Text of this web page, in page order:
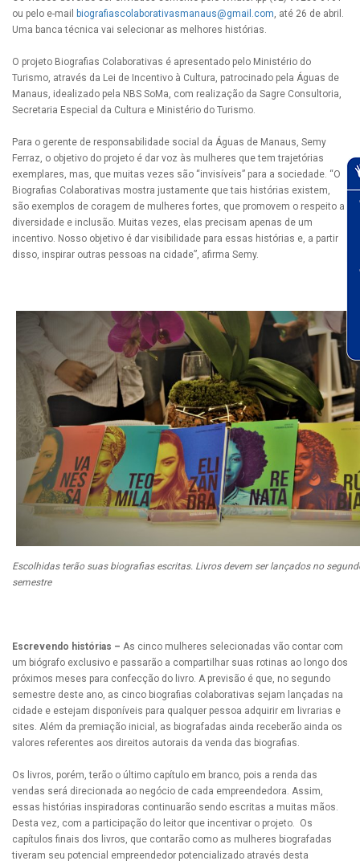
ou pelo e-mail
biografiascolaborativasmanaus@gmail.com, até 26 de abril.
Uma banca técnica vai selecionar as melhores histórias.
O projeto Biografias Colaborativas é apresentado pelo Ministério do
Turismo, através da Lei de Incentivo à Cultura, patrocinado pela Águas de
Manaus, idealizado pela NBS SoMa, com realização da Sagre Consultoria,
Secretaria Especial da Cultura e Ministério do Turismo.
Para o gerente de responsabilidade social da Águas de Manaus, Semy
Ferraz, o objetivo do projeto é dar voz às mulheres que tem trajetórias
exemplares, mas, que muitas vezes são “invisíveis” para a sociedade. “O
Biografias Colaborativas mostra justamente que tais histórias existem,
são exemplos de coragem de mulheres fortes, que promovem o respeito a
diversidade e inclusão. Muitas vezes, elas precisam apenas de um
incentivo. Nosso objetivo é dar visibilidade para essas histórias e, a partir
disso, inspirar outras pessoas na cidade”, afirma Semy.
Escolhidas terão suas biografias escritas. Livros devem ser lançados no
semestre
Escrevendo histórias – As cinco mulheres selecionadas vão contar com
um biógrafo exclusivo e passarão a compartilhar suas rotinas ao longo dos
próximos meses para confecção do livro. A previsão é que, no segundo
semestre deste ano, as cinco biografias colaborativas sejam lançadas na
cidade e estejam disponíveis para qualquer pessoa adquirir em livrarias e
sites. Além da premiação inicial, as biografadas ainda receberão ainda os
valores referentes aos direitos autorais da venda das biografias.
Os livros, porém, terão o último capítulo em branco, pois a renda das
vendas será direcionada ao negócio de cada empreendedora. Assim,
essas histórias inspiradoras continuarão sendo escritas a muitas mãos.
Desta vez, com a participação do leitor que incentivar o projeto. Os
capítulos finais dos livros, que contarão como as mulheres biografadas
tiveram seu potencial empreendedor potencializado através desta